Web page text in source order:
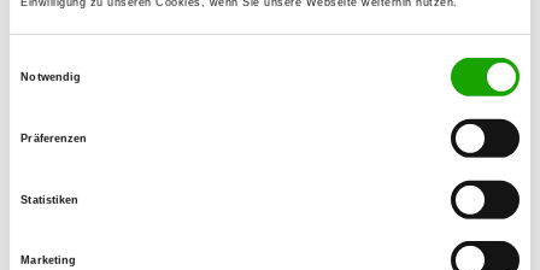
Notwendig
Präferenzen
Statistiken
Marketing
OG - Herne 08 e.V.
Details
44628 Herne
Details